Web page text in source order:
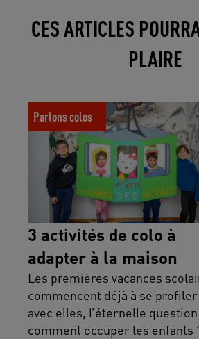
CES ARTICLES
PLAIRE
3 activités de colo à adapter à la
Parlons colos
3 activités de colo à
adapter à la maison
Les premières vacances
commencent déjà à se
avec elles, l’éternelle question
comment occuper les enfants